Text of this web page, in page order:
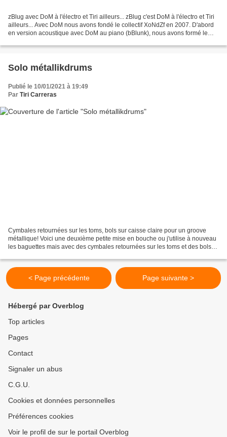
zBlug avec DoM à l'électro et Tiri ailleurs... zBlug c'est DoM à l'électro et Tiri
ailleurs... Avec DoM nous avons fondé le collectif XoNdZf en 2007. D'abord
en version acoustique avec DoM au piano (bBlunk), nous avons formé le
Solo métallikdrums
Publié le 10/01/2021 à 19:49
Par Tiri Carreras
Cymbales retournées sur les toms, bols sur caisse claire pour un groove
métallique! Voici une deuxième petite mise en bouche ou j'utilise à nouveau
les baguettes mais avec des cymbales retournées sur les toms et des bols
< Page précédente Page suivante >
Hébergé par Overblog
Top articles
Pages
Contact
Signaler un abus
C.G.U.
Cookies et données personnelles
Préférences cookies
Voir le profil de sur le portail Overblog